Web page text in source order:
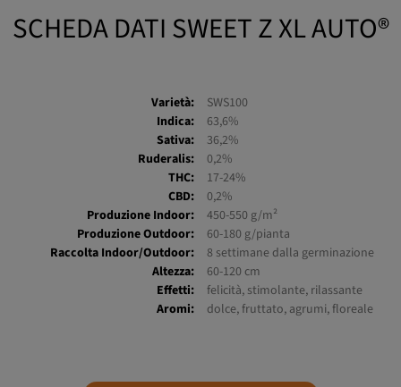
SCHEDA DATI SWEET Z XL AUTO®
Varietà:
SWS100
Indica:
63,6%
Sativa:
36,2%
Ruderalis:
0,2%
THC:
17-24%
CBD:
0,2%
Produzione Indoor:
450-550 g/m²
Produzione Outdoor:
60-180 g/pianta
Raccolta Indoor/Outdoor:
8 settimane dalla germinazione
Altezza:
60-120 cm
Effetti:
felicità, stimolante, rilassante
Aromi:
dolce, fruttato, agrumi, floreale